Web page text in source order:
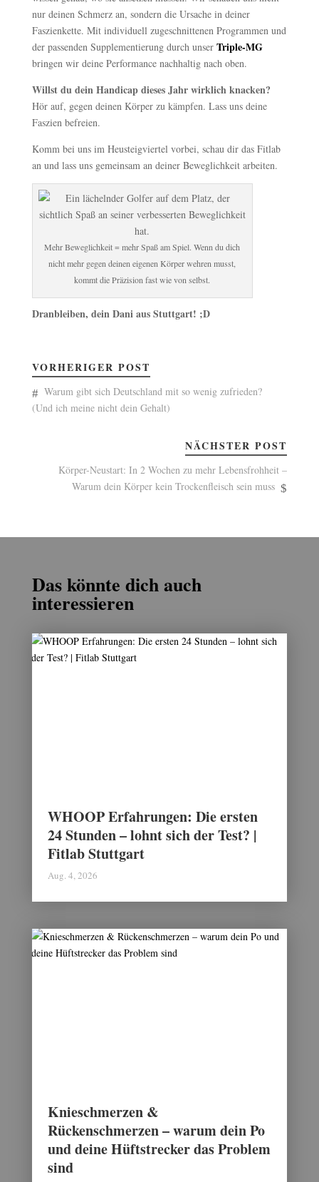
nur deinen Schmerz an, sondern die Ursache in deiner
Faszienkette. Mit individuell zugeschnittenen Programmen und
der passenden Supplementierung durch unser Triple-MG
bringen wir deine Performance nachhaltig nach oben.
Willst du dein Handicap dieses Jahr wirklich knacken?
Hör auf, gegen deinen Körper zu kämpfen. Lass uns deine
Faszien befreien.
Komm bei uns im Heusteigviertel vorbei, schau dir das Fitlab
an und lass uns gemeinsam an deiner Beweglichkeit arbeiten.
Mehr Beweglichkeit = mehr Spaß am Spiel. Wenn du dich
nicht mehr gegen deinen eigenen Körper wehren musst,
kommt die Präzision fast wie von selbst.
Dranbleiben, dein Dani aus Stuttgart! ;D
VORHERIGER POST
Warum gibt sich Deutschland mit so wenig zufrieden?
(Und ich meine nicht dein Gehalt)
NÄCHSTER POST
Körper-Neustart: In 2 Wochen zu mehr Lebensfrohheit –
Warum dein Körper kein Trockenfleisch sein muss
Das könnte dich auch
interessieren
WHOOP Erfahrungen: Die ersten
24 Stunden – lohnt sich der Test? |
Fitlab Stuttgart
Aug. 4, 2026
Knieschmerzen &
Rückenschmerzen – warum dein Po
und deine Hüftstrecker das Problem
sind